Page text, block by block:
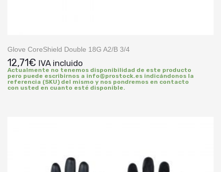
Glove CoreShield Double 18G A2/B 3/4
12,71€ IVA incluido
Actualmente no tenemos disponibilidad de este producto
pero puede escribirnos a info@prostock.es indicándonos la
referencia (SKU) del mismo y nos pondremos en contacto
con usted en cuanto esté disponible.